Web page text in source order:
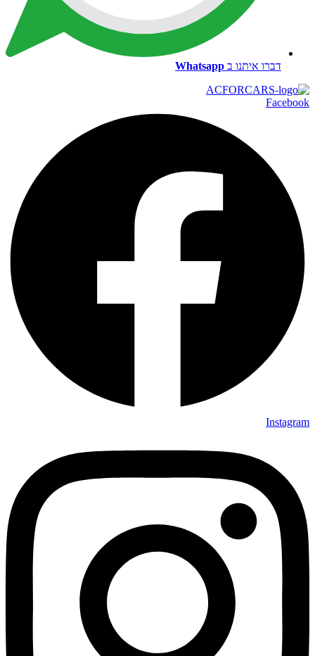
דברו איתנו ב Whatsapp
Facebook
Instagram